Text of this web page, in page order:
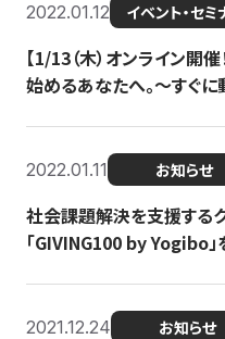
2022.01.12 イベント・セミ
【1/13（木）オンライン開
始めるあなたへ。〜すぐに
2022.01.11 お知らせ
社会課題解決を支援する
「GIVING100 by Yogibo
2021.12.24 お知らせ